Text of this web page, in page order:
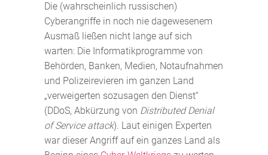
Die (wahrscheinlich russischen)
Cyberangriffe in noch nie dagewesenem
Ausmaß ließen nicht lange auf sich
warten: Die Informatikprogramme von
Behörden, Banken, Medien, Notaufnahmen
und Polizeirevieren im ganzen Land
„verweigerten sozusagen den Dienst“
(DDoS, Abkürzung von Distributed Denial
of Service attack). Laut einigen Experten
war dieser Angriff auf ein ganzes Land als